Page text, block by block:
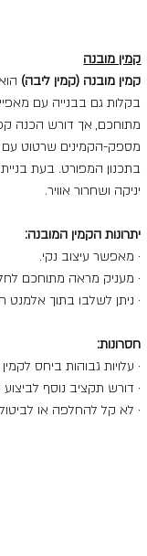
קמין מובנה
קמין מובנה (קמין ליבה)
בקלות גם בבנייה עם
מתוחכם, אך דורש הכנה
מספק-הקמינים שרטוט עם
בתכנון המפורט. בעת
יניקה ושחרור אוויר.
יתרונות הקמין המובנה:
· מאפשר עיצוב נקי.
· מעניק מראה מתוחכם
· ניתן לשלבו בתוך אלמנט
חסרונות:
· עלויות גבוהות ביחס לקמין
· דורש תקציב נוסף
· לא קל להחלפה או